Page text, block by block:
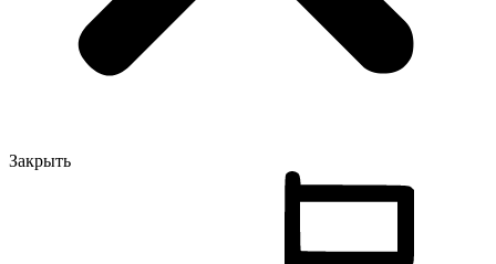
Закрыть